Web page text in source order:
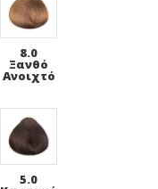
8.0
Ξανθό
Ανοιχτό
5.0